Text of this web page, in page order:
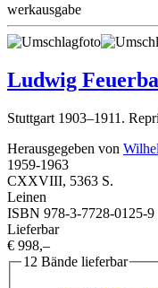
werkausgabe
Ludwig
Stuttgart 1903–1911.
Herausgegeben von
1959-1963
CXXVIII, 5363 S.
Leinen
ISBN 978-3-7728-0125-9
Lieferbar
€ 998,–
12 Bände lieferbar